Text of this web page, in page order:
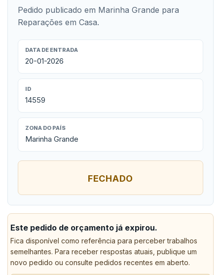
Pedido publicado em Marinha Grande para
Reparações em Casa.
DATA DE ENTRADA
20-01-2026
ID
14559
ZONA DO PAÍS
Marinha Grande
FECHADO
Este pedido de orçamento já expirou.
Fica disponível como referência para perceber trabalhos
semelhantes. Para receber respostas atuais, publique um
novo pedido ou consulte pedidos recentes em aberto.